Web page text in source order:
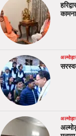
अल्मोड़ा
अल्मोड़ा